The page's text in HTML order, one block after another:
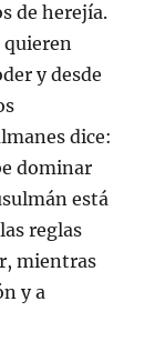
de herejía.
quieren
y desde
dice:
dominar
está
reglas
mientras
y a